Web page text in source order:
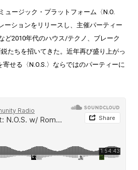
ージック・プラットフォーム〈N.O.
ーションをリリースし、主催パーティー
ど2010年代のハウス/テクノ、ブレーク
たちを招いてきた。近年再び盛り上がっ
せる〈N.O.S.〉ならではのパーティーに